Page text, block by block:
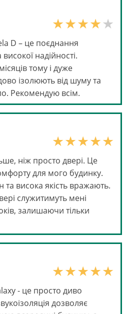
D – це поєднання
надійності.
тому і дуже
ізолюють від шуму та
Рекомендую всім.
ніж просто двері. Це
для мого будинку.
та висока якість вражають.
служитимуть мені
залишаючи тільки
- це просто диво
дозволяє